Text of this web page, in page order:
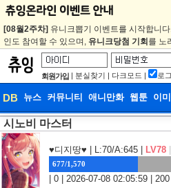
[08월2주차] 유니크뽑기 이벤트를 시작합니
인도 참여할 수 있으며, 유니크당첨 기회 를 노
회원가입 | 분실찾기 | 다크모드 | 로
DB 뉴스 커뮤니티 애니만화 웹툰 이미
DB
웹툰 이미지
시노비 마스터
♥디지땅♥ | L:70/A:645 | LV78
677/1,570
| 0 | 2026-07-08 02:05:59 | 200 |